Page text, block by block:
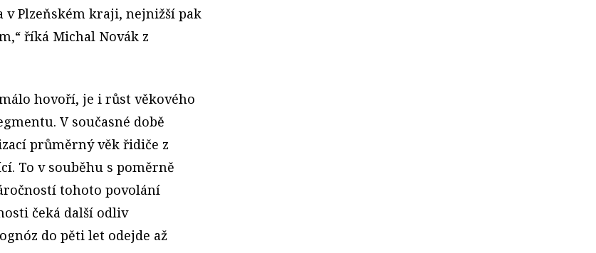
Plzeňském kraji, nejnižší pak
říká Michal Novák z
hovoří, je i růst věkového
V současné době
průměrný věk řidiče z
To v souběhu s poměrně
tohoto povolání
čeká další odliv
do pěti let odejde až